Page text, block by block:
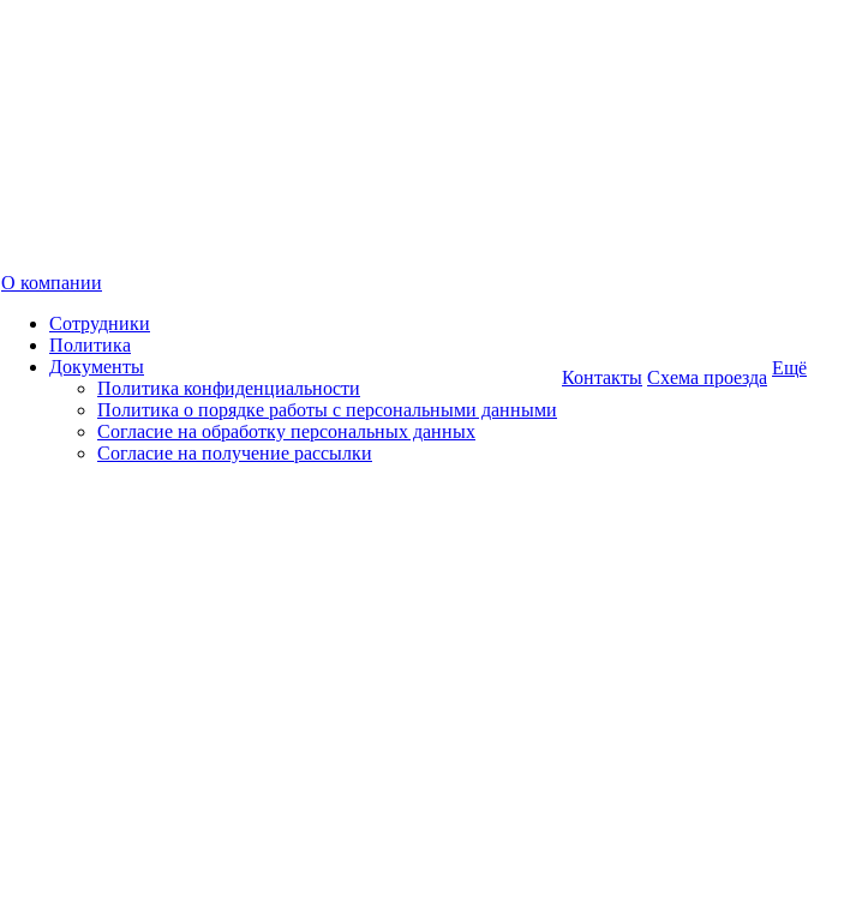
О компании
Сотрудники
Политика
Документы
Политика конфиденциальности
Политика о порядке работы с персональными данными
Согласие на обработку персональных данных
Согласие на получение рассылки
Контакты Схема проезда Ещё